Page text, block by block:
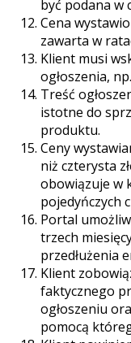
być podana w
Cena
zawarta w
Klient musi
ogłoszenia,
Treść
istotne do
produktu.
Ceny
niż czterysta
obowiązuje w
pojedyńczych
Portal
trzech
przedłużenia
Klient
faktycznego
ogłoszeniu
pomocą